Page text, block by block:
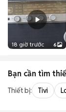
18 giờ trước 6
Bạn cần tìm
Thiết bị: Tivi